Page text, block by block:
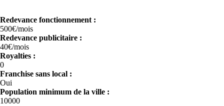
Redevance fonctionnement :
500€/mois
Redevance publicitaire :
40€/mois
Royalties :
0
Franchise sans local :
Oui
Population minimum de la ville :
10000